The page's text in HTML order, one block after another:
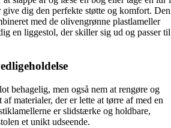
dig den perfekte støtte og komfort. Den
med de olivengrønne plastlameller
en liggestol, der skiller sig ud og passer til
behagelig, men også nem at rengøre og
materialer, der er lette at tørre af med en
er slidstærke og holdbare,
et unikt udseende.